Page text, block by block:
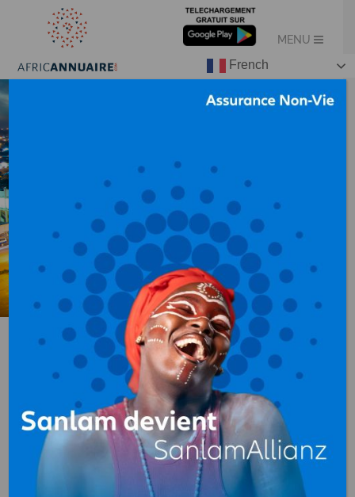
RESCO SERVICES
(Restauration en
Collectivité et
Services)
Catering,Restauration
d'entreprise
B.P. 3584 Port-Gentil
Gabon
French